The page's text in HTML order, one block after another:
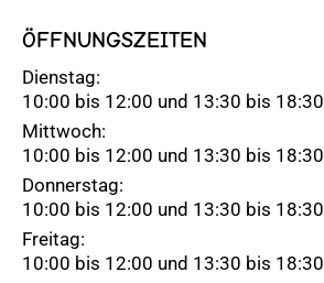
ÖFFNUNGSZEITEN
Dienstag:
10:00 bis 12:00 und 13:30 bis 18:30
Mittwoch:
10:00 bis 12:00 und 13:30 bis 18:30
Donnerstag:
10:00 bis 12:00 und 13:30 bis 18:30
Freitag:
10:00 bis 12:00 und 13:30 bis 18:30